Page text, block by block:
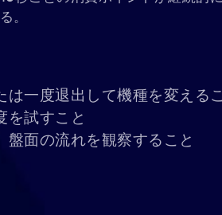
。
は一度退出して機種を変える
を試すこと
盤面の流れを観察すること